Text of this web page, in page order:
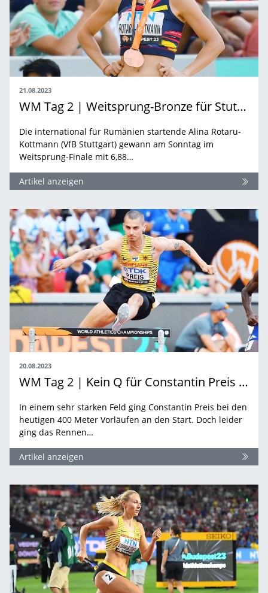
21.08.2023
WM Tag 2 | Weitsprung-Bronze für Stuttgarterin Rotaru-Kottmann
Die international für Rumänien startende Alina Rotaru-
Kottmann (VfB Stuttgart) gewann am Sonntag im
Weitsprung-Finale mit 6,88…
Artikel anzeigen
20.08.2023
WM Tag 2 | Kein Q für Constantin Preis und der Rücken ist zu
In einem sehr starken Feld ging Constantin Preis bei den
heutigen 400 Meter Vorläufen an den Start. Doch leider
ging das Rennen…
Artikel anzeigen